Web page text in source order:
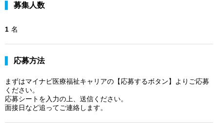
募集人数
1 名
応募方法
まずはマイナビ医療福祉キャリアの【応募するボタン】よりご応募
ください。
応募シートを入力の上、送信ください。
面接日など追ってご連絡します。